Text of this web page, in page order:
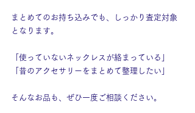
まとめてのお持ち込みでも、しっかり査定対象
となります。
「使っていないネックレスが絡まっている」
「昔のアクセサリーをまとめて整理したい」
そんなお品も、ぜひ一度ご相談ください。